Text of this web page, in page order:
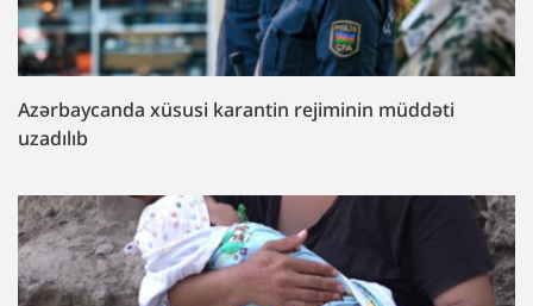
Azərbaycanda xüsusi karantin rejiminin müddəti
uzadılıb